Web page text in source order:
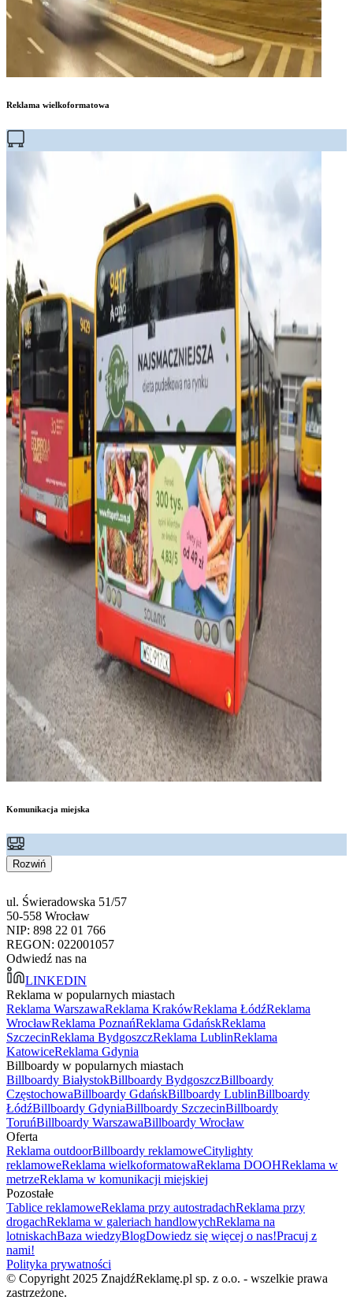
Reklama wielkoformatowa
Komunikacja miejska
Rozwiń
ul. Świeradowska 51/57
50-558 Wrocław
NIP: 898 22 01 766
REGON: 022001057
Odwiedź nas na
LINKEDIN
Reklama w popularnych miastach
Reklama WarszawaReklama KrakówReklama ŁódźReklama
WrocławReklama PoznańReklama GdańskReklama
SzczecinReklama BydgoszczReklama LublinReklama
KatowiceReklama Gdynia
Billboardy w popularnych miastach
Billboardy BiałystokBillboardy BydgoszczBillboardy
CzęstochowaBillboardy GdańskBillboardy LublinBillboardy
ŁódźBillboardy GdyniaBillboardy SzczecinBillboardy
ToruńBillboardy WarszawaBillboardy Wrocław
Oferta
Reklama outdoorBillboardy reklamoweCitylighty
reklamoweReklama wielkoformatowaReklama DOOHReklama w
metrzeReklama w komunikacji miejskiej
Pozostałe
Tablice reklamoweReklama przy autostradachReklama przy
drogachReklama w galeriach handlowychReklama na
lotniskachBaza wiedzyBlogDowiedz się więcej o nas!Pracuj z
nami!
Polityka prywatności
© Copyright 2025 ZnajdźReklamę.pl sp. z o.o. - wszelkie prawa
zastrzeżone.